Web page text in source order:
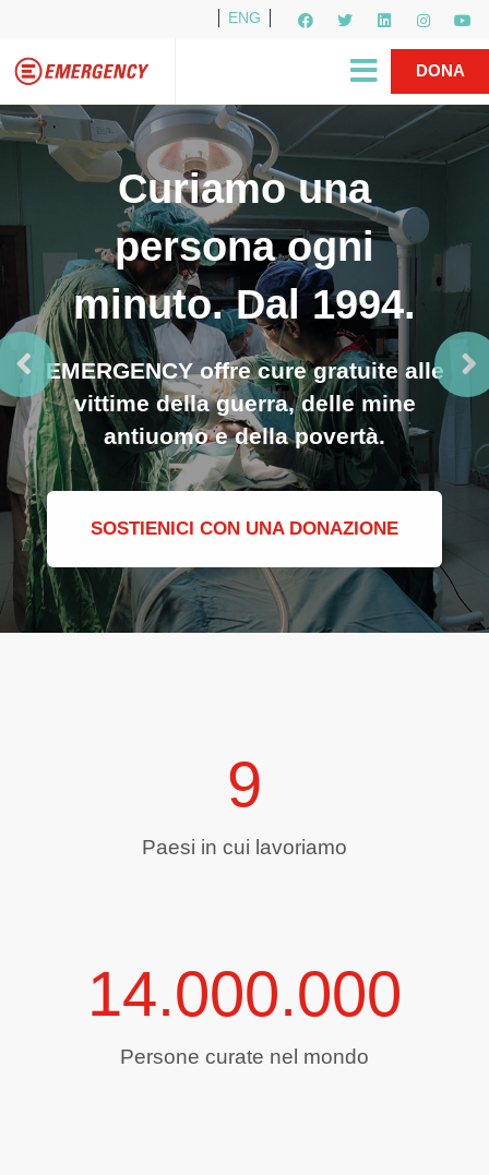
ENG
R1PUD1A
DONA
Curiamo una
persona ogni
minuto. Dal 1994.
EMERGENCY offre cure gratuite alle
vittime della guerra, delle mine
antiuomo e della povertà.
SOSTIENICI CON UNA DONAZIONE
9
Paesi in cui lavoriamo
14.000.000
Persone curate nel mondo